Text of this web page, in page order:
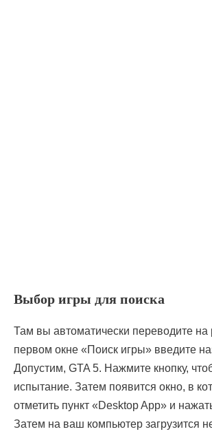
Выбор игры для поиска
Там вы автоматически переводите на
первом окне «Поиск игры» введите
Допустим, GTA 5. Нажмите кнопку,
испытание. Затем появится окно, в
отметить пункт «Desktop App» и
Затем на ваш компьютер загрузится